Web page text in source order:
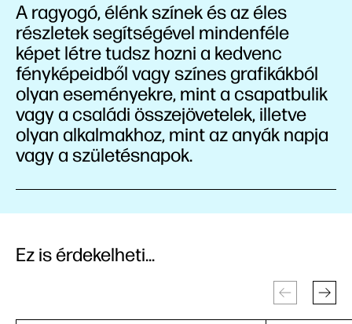
A ragyogó, élénk színek és az éles
részletek segítségével mindenféle
képet létre tudsz hozni a kedvenc
fényképeidből vagy színes grafikákból
olyan eseményekre, mint a csapatbulik
vagy a családi összejövetelek, illetve
olyan alkalmakhoz, mint az anyák napja
vagy a születésnapok.
Ez is érdekelheti...